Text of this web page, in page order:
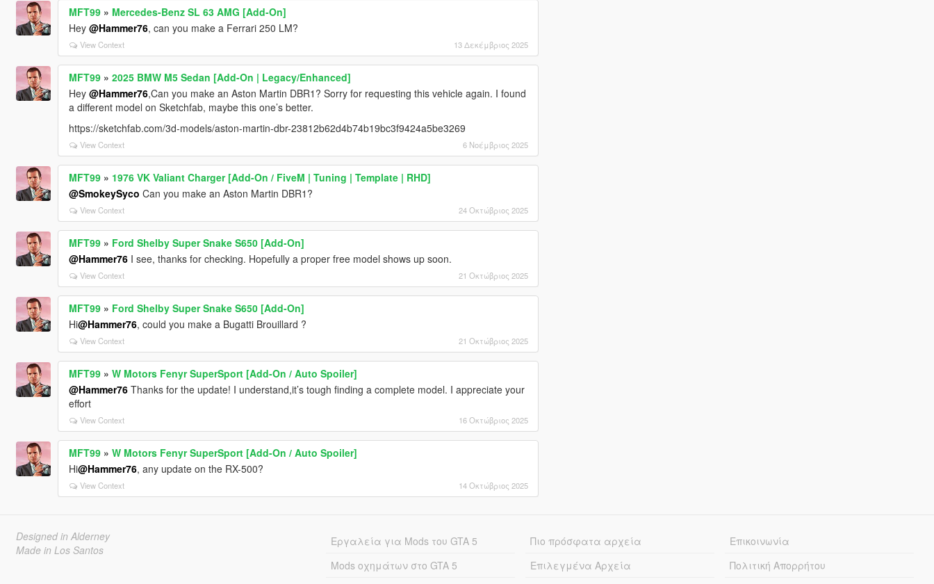
MFT99» Mercedes-Benz SL 63 AMG [Add-On]
Hey @Hammer76, can you make a Ferrari 250 LM?
View Context 13 Δεκέμβριος 2025
MFT99» 2025 BMW M5 Sedan [Add-On | Legacy/Enhanced]
Hey @Hammer76,Can you make an Aston Martin DBR1? Sorry for requesting this vehicle again. I found
a different model on Sketchfab, maybe this one’s better.
https://sketchfab.com/3d-models/aston-martin-dbr-23812b62d4b74b19bc3f9424a5be3269
View Context 6 Νοέμβριος 2025
MFT99» 1976 VK Valiant Charger [Add-On / FiveM | Tuning | Template | RHD]
@SmokeySyco Can you make an Aston Martin DBR1?
View Context 24 Οκτώβριος 2025
MFT99» Ford Shelby Super Snake S650 [Add-On]
@Hammer76I see, thanks for checking. Hopefully a proper free model shows up soon.
View Context 21 Οκτώβριος 2025
MFT99» Ford Shelby Super Snake S650 [Add-On]
Hi@Hammer76, could you make a Bugatti Brouillard ?
View Context 21 Οκτώβριος 2025
MFT99» W Motors Fenyr SuperSport [Add-On / Auto Spoiler]
@Hammer76Thanks for the update! I understand,it’s tough finding a complete model. I appreciate your
effort
View Context 16 Οκτώβριος 2025
MFT99» W Motors Fenyr SuperSport [Add-On / Auto Spoiler]
Hi@Hammer76, any update on the RX-500?
View Context 14 Οκτώβριος 2025
Designed in Alderney
Made in Los Santos
Εργαλεία για Mods του GTA 5
Mods οχημάτων στο GTA 5
Πιο πρόσφατα αρχεία
Επιλεγμένα Αρχεία
Επικοινωνία
Πολιτική Απορρήτου